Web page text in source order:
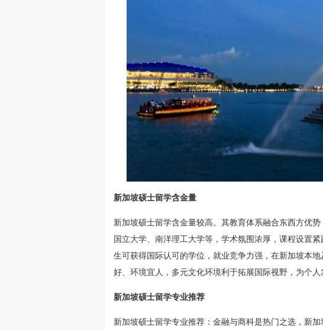
新加坡硕士留学含金量
新加坡硕士留学含金量较高。其教育体系融合东西方优
国立大学、南洋理工大学等，学术氛围浓厚，课程设置
生可获得国际认可的学位，就业竞争力强，在新加坡本
好、环境宜人，多元文化环境利于拓展国际视野，为个人
新加坡硕士留学专业推荐
新加坡硕士留学专业推荐：金融与商科是热门之选，新